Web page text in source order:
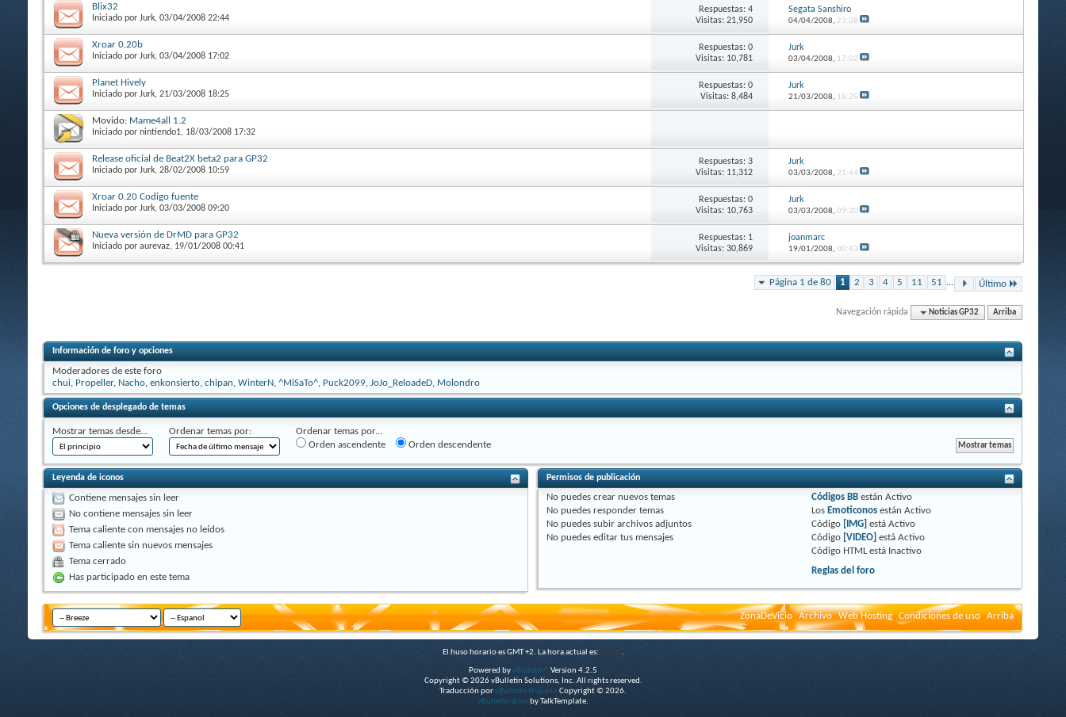
Blix32
Iniciado por Jurk, 03/04/2008 22:44
Respuestas: 4
Visitas: 21,950
Segata Sanshiro
04/04/2008, 23:08
Xroar 0.20b
Iniciado por Jurk, 03/04/2008 17:02
Respuestas: 0
Visitas: 10,781
Jurk
03/04/2008, 17:02
Planet Hively
Iniciado por Jurk, 21/03/2008 18:25
Respuestas: 0
Visitas: 8,484
Jurk
21/03/2008, 18:25
Movido: Mame4all 1.2
Iniciado por nintiendo1, 18/03/2008 17:32
Release oficial de Beat2X beta2 para GP32
Iniciado por Jurk, 28/02/2008 10:59
Respuestas: 3
Visitas: 11,312
Jurk
03/03/2008, 21:44
Xroar 0.20 Codigo fuente
Iniciado por Jurk, 03/03/2008 09:20
Respuestas: 0
Visitas: 10,763
Jurk
03/03/2008, 09:20
Nueva versión de DrMD para GP32
Iniciado por aurevaz, 19/01/2008 00:41
Respuestas: 1
Visitas: 30,869
joanmarc
19/01/2008, 00:43
Página 1 de 80 1 2 3 4 5 11 51 ... Último
Navegación rápida Noticias GP32 Arriba
Información de foro y opciones
Moderadores de este foro
chui, Propeller, Nacho, enkonsierto, chipan, WinterN, ^MiSaTo^, Puck2099, JoJo_ReloadeD, Molondro
Opciones de desplegado de temas
Mostrar temas desde... Ordenar temas por:
Ordenar temas por...
Orden ascendente
Orden descendente
Leyenda de iconos
Contiene mensajes sin leer
No contiene mensajes sin leer
Tema caliente con mensajes no leídos
Tema caliente sin nuevos mensajes
Tema cerrado
Has participado en este tema
Permisos de publicación
No puedes crear nuevos temas
No puedes responder temas
No puedes subir archivos adjuntos
No puedes editar tus mensajes
Códigos BB estánActivo
Los Emoticonos estánActivo
Código [IMG] estáActivo
Código [VIDEO] estáActivo
Código HTML está Inactivo
Reglas del foro
ZonaDeVicio Archivo Web Hosting Condiciones de uso Arriba
El huso horario es GMT +2. La hora actual es: 10:16.
Powered byvBulletin® Version 4.2.5
Copyright © 2026 vBulletin Solutions, Inc. All rights reserved.
Traducción porvBulletin Hispano Copyright © 2026.
vBulletin skins by TalkTemplate.